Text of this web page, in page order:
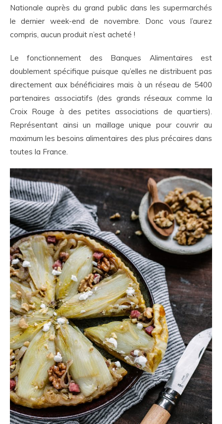
Nationale auprès du grand public dans les supermarchés
le dernier week-end de novembre. Donc vous l’aurez
compris, aucun produit n’est acheté !
Le fonctionnement des Banques Alimentaires est
doublement spécifique puisque qu’elles ne distribuent pas
directement aux bénéficiaires mais à un réseau de 5400
partenaires associatifs (des grands réseaux comme la
Croix Rouge à des petites associations de quartiers).
Représentant ainsi un maillage unique pour couvrir au
maximum les besoins alimentaires des plus précaires dans
toutes la France.